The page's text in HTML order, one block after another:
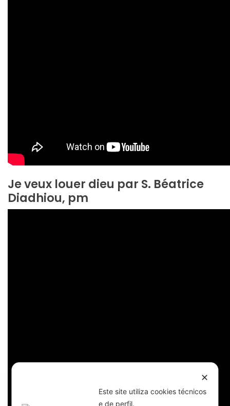
Je veux louer dieu par S. Béatrice
Diadhiou, pm
✕
Este site utiliza cookies técnicos
e de perfil.